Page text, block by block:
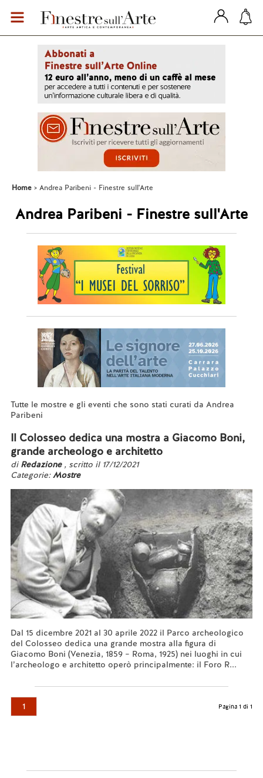
Home Andrea Paribeni - Finestre sull'Arte
Andrea Paribeni - Finestre sull'Arte
Tutte le mostre e gli eventi che sono stati curati da Andrea
Paribeni
Il Colosseo dedica una mostra a Giacomo Boni,
grande archeologo e architetto
di Redazione , scritto il 17/12/2021
Categorie:Mostre
Dal 15 dicembre 2021 al 30 aprile 2022 il Parco archeologico
del Colosseo dedica una grande mostra alla figura di
Giacomo Boni (Venezia, 1859 – Roma, 1925) nei luoghi in cui
l’archeologo e architetto operò principalmente: il Foro R...
1 Pagina 1 di 1